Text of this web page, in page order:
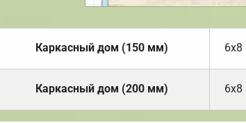
Каркасный дом (150 мм) 6х8
Каркасный дом (200 мм) 6х8